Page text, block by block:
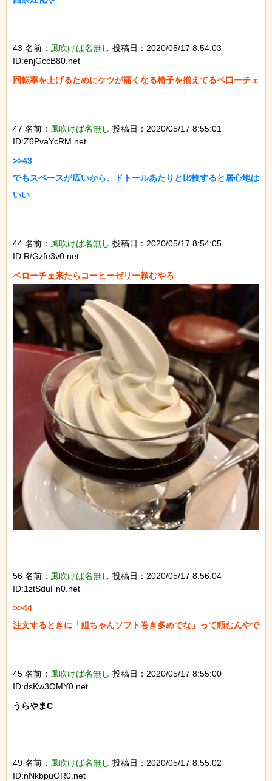
43 名前： 風吹けば名無し 投稿日：2020/05/17 8:54:03
ID:enjGccB80.net
回転率を上げるためにケツが痛くなる椅子を揃えてるベ口ーチェ
47 名前： 風吹けば名無し 投稿日：2020/05/17 8:55:01
ID:Z6PvaYcRM.net
>>43
でもスペースが広いから、ドトールあたりと比較すると居心地は
いい
44 名前： 風吹けば名無し 投稿日：2020/05/17 8:54:05
ID:R/Gzfe3v0.net
56 名前： 風吹けば名無し 投稿日：2020/05/17 8:56:04
ID:1ztSduFn0.net
>>44
注文するときに「姐ちゃんソフト巻き多めでな」って頼むんやで
45 名前： 風吹けば名無し 投稿日：2020/05/17 8:55:00
ID:dsKw3OMY0.net
うらやまC
49 名前： 風吹けば名無し 投稿日：2020/05/17 8:55:02
ID:nNkbpuOR0.net